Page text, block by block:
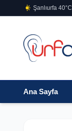
Şanlıurfa 40°C
Ana Sayfa